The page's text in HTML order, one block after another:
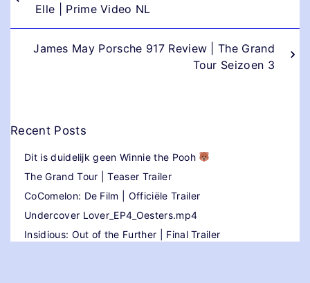
Elle | Prime Video NL
James May Porsche 917 Review | The Grand
Tour Seizoen 3
Recent Posts
Dit is duidelijk geen Winnie the Pooh
The Grand Tour | Teaser Trailer
CoComelon: De Film | Officiële Trailer
Undercover Lover_EP4_Oesters.mp4
Insidious: Out of the Further | Final Trailer